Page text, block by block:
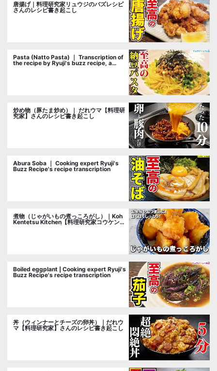
唐揚げ｜料理研究家リュウジのバズレシピ
さんのレシピ書き起こし
Pasta (Natto Pasta) ｜ Transcription of
the recipe by Ryuji's buzz recipe, a
炒め物（豚たま炒め）｜ だれウマ【料理研
究家】さんのレシピ書き起こし
Abura Soba ｜ Cooking expert Ryuji's
Buzz Recipe's recipe transcription
煮物（じゃがいもの煮っころがし）｜Koh
Kentetsu Kitchen【料理研究家コウケンテ
Boiled eggplant | Cooking expert Ryuji's
Buzz Recipe's recipe transcription
丼（ウィンナーとチーズの卵丼）｜だれウ
マ【料理研究家】さんのレシピ書き起こし